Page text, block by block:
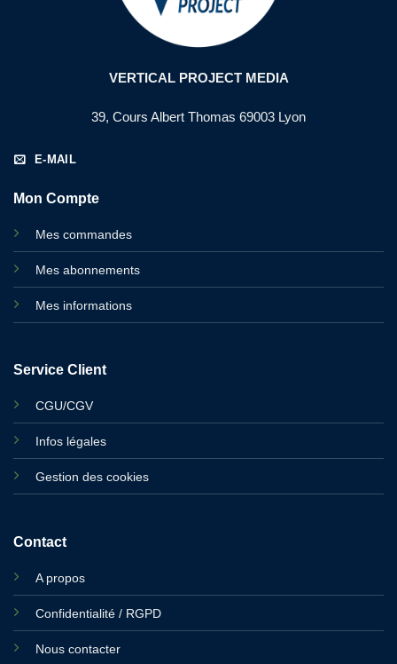
VERTICAL PROJECT MEDIA
39, Cours Albert Thomas 69003 Lyon
E-MAIL
Mon Compte
Mes commandes
Mes abonnements
Mes informations
Service Client
CGU/CGV
Infos légales
Gestion des cookies
Contact
A propos
Confidentialité / RGPD
Nous contacter